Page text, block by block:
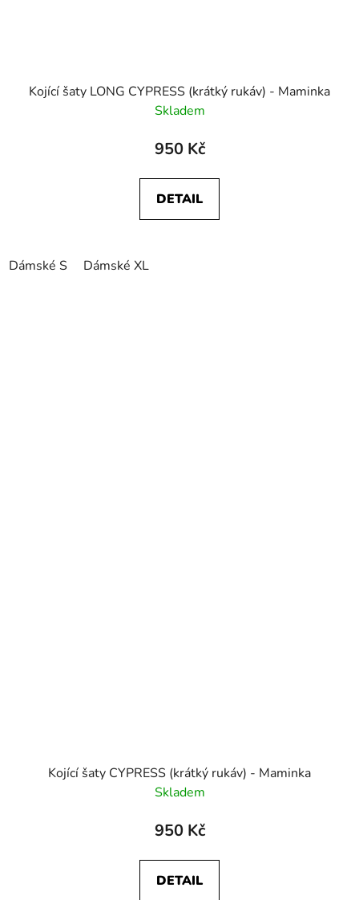
Kojící šaty LONG CYPRESS (krátký rukáv) - Maminka
Skladem
950 Kč
DETAIL
Dámské S Dámské XL
Kojící šaty CYPRESS (krátký rukáv) - Maminka
Skladem
950 Kč
DETAIL